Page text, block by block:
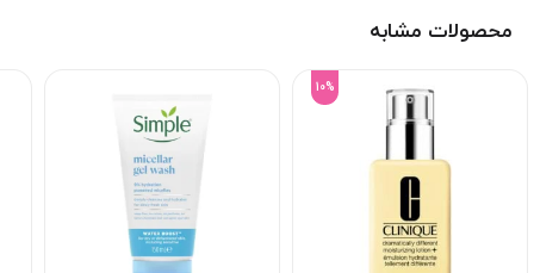
محصولات مشابه
10%